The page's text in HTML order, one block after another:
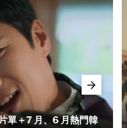
單＋7 月、6 月熱門韓